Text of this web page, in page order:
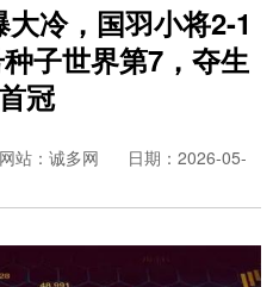
冷，国羽小将2-1
子世界第7，夺生
冠
网站：诚多网
日期：2026-05-